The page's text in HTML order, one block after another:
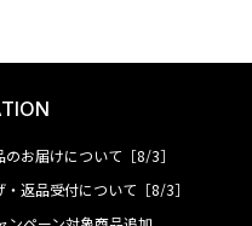
お届けについて［8/3］
返品受付について［8/3］